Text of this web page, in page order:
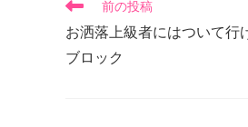
前の投稿
お洒落上級者にはついて行
ブロック